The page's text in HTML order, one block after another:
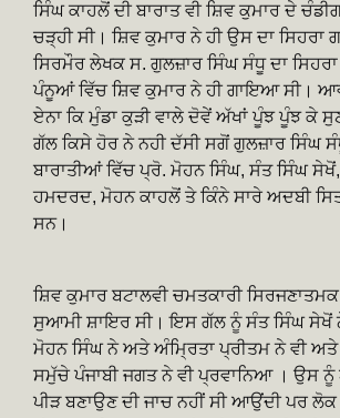
ਸਿੰਘ ਕਾਹਲੋਂ ਦੀ ਬਾਰਾਤ ਵੀ ਸ਼ਿਵ ਕੁਮਾਰ ਦੇ
ਚੜ੍ਹੀ ਸੀ। ਸ਼ਿਵ ਕੁਮਾਰ ਨੇ ਹੀ ਉਸ ਦਾ
ਸਿਰਮੌਰ ਲੇਖਕ ਸ. ਗੁਲਜ਼ਾਰ ਸਿੰਘ ਸੰਧੂ ਦਾ ਸਿਹਰਾ
ਪੰਨੂਆਂ ਵਿੱਚ ਸ਼ਿਵ ਕੁਮਾਰ ਨੇ ਹੀ ਗਾਇਆ ਸੀ।
ਏਨਾ ਕਿ ਮੁੰਡਾ ਕੁੜੀ ਵਾਲੇ ਦੋਵੇਂ ਅੱਖਾਂ ਪੂੰਝ ਪੂੰਝ ਕੇ
ਗੱਲ ਕਿਸੇ ਹੋਰ ਨੇ ਨਹੀ ਦੱਸੀ ਸਗੋਂ ਗੁਲਜ਼ਾਰ ਸਿੰਘ
ਬਾਰਾਤੀਆਂ ਵਿੱਚ ਪ੍ਰੋ. ਮੋਹਨ ਸਿੰਘ, ਸੰਤ ਸਿੰਘ ਸੇਖੋਂ,
ਹਮਦਰਦ, ਮੋਹਨ ਕਾਹਲੋਂ ਤੇ ਕਿੰਨੇ ਸਾਰੇ ਅਦਬੀ
ਸਨ।
ਸ਼ਿਵ ਕੁਮਾਰ ਬਟਾਲਵੀ ਚਮਤਕਾਰੀ ਸਿਰਜਣਾਤਮਕ
ਸੁਆਮੀ ਸ਼ਾਇਰ ਸੀ। ਇਸ ਗੱਲ ਨੂੰ ਸੰਤ ਸਿੰਘ ਸੇਖੋਂ
ਮੋਹਨ ਸਿੰਘ ਨੇ ਅਤੇ ਅੰਮ੍ਰਿਤਾ ਪ੍ਰੀਤਮ ਨੇ ਵੀ
ਸਮੁੱਚੇ ਪੰਜਾਬੀ ਜਗਤ ਨੇ ਵੀ ਪ੍ਰਵਾਨਿਆ । ਉਸ
ਪੀੜ ਬਣਾਉਣ ਦੀ ਜਾਚ ਨਹੀਂ ਸੀ ਆਉਂਦੀ ਪਰ